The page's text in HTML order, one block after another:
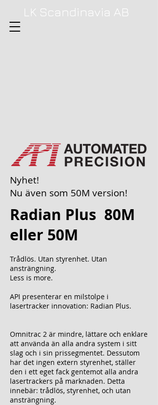
LK Scandinavia AB
Nyhet!
Nu även som 50M version!
Radian Plus 80M
eller 50M
Trådlös. Utan styrenhet. Utan
ansträngning.
Less is more.
API presenterar en milstolpe i
lasertracker innovation: Radian Plus.
Omnitrac 2 är mindre, lättare och enklare
att använda än alla andra system i sitt
slag och i sin prissegmentet. Dessutom
har det ingen extern styrenhet, ställer
den i ett eget fack gentemot alla andra
lasertrackers på marknaden. Detta
innebär: trådlös, styrenhet, och utan
ansträngning.